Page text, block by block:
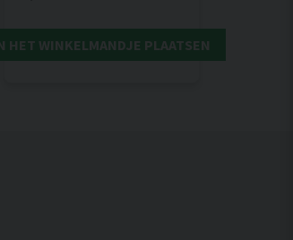
HET WINKELMANDJE PLAATSEN